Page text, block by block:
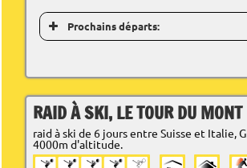
Prochains départs:
RAID À SKI, LE TOUR DU MONT
raid à ski de 6 jours entre Suisse et Italie,
4000m d'altitude.